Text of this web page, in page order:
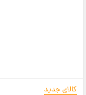
کالای جدید